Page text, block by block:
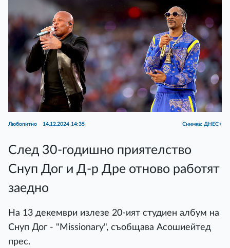
Любопитно 14.12.2024 14:35 Снимка: ДНЕС+
След 30-годишно приятелство
Снуп Дог и Д-р Дре отново работят
заедно
На 13 декември излезе 20-ият студиен албум на
Снуп Дог - "Missionary", съобщава Асошиейтед
прес.